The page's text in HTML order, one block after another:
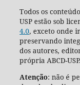
Todos os
USP estão sob
4.0, exceto onde
preservando
dos autores,
própria ABCD-USP.
Atenção: não é